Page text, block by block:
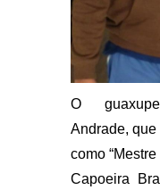
O
Andrade,
como
Capoeira